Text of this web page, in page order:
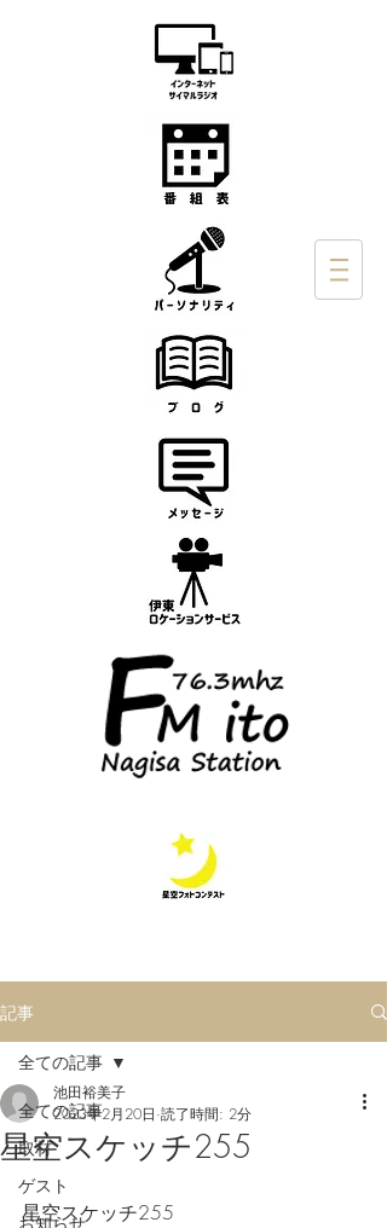
記事
全ての記事
取材
ゲスト
お知らせ
全ての記事
星空スケッチ255
池田裕美子
2023年2月20日 読了時間: 2分
星空スケッチ255